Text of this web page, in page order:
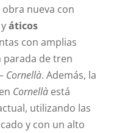
nueva con
áticos
con amplias
parada de tren
Cornellà. Además, la
Cornellàestá
utilizando las
y con un alto